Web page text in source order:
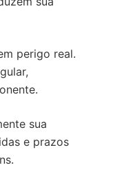
perigo real.
sua
e prazos